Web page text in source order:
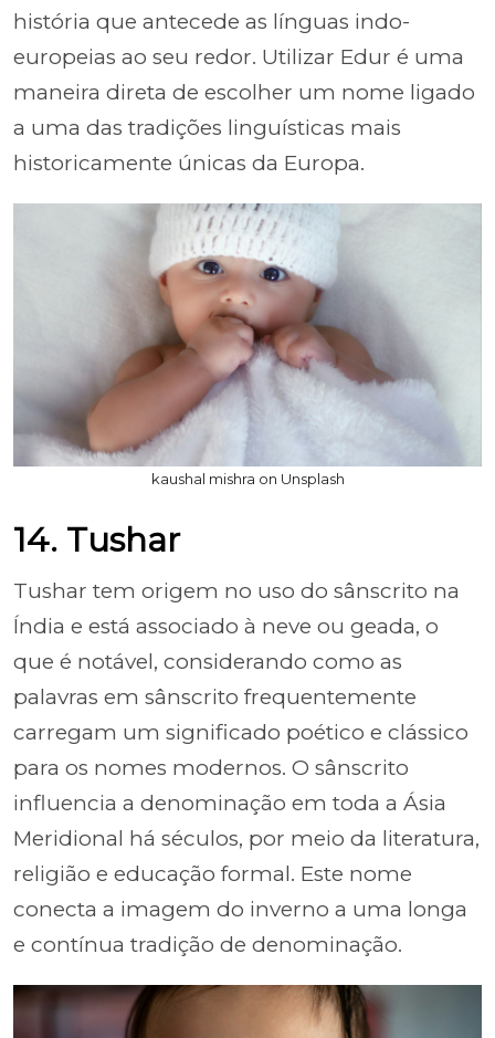
história que antecede as línguas indo-
europeias ao seu redor. Utilizar Edur é uma
maneira direta de escolher um nome ligado
a uma das tradições linguísticas mais
historicamente únicas da Europa.
kaushal mishra on Unsplash
14. Tushar
Tushar tem origem no uso do sânscrito na
Índia e está associado à neve ou geada, o
que é notável, considerando como as
palavras em sânscrito frequentemente
carregam um significado poético e clássico
para os nomes modernos. O sânscrito
influencia a denominação em toda a Ásia
Meridional há séculos, por meio da literatura,
religião e educação formal. Este nome
conecta a imagem do inverno a uma longa
e contínua tradição de denominação.